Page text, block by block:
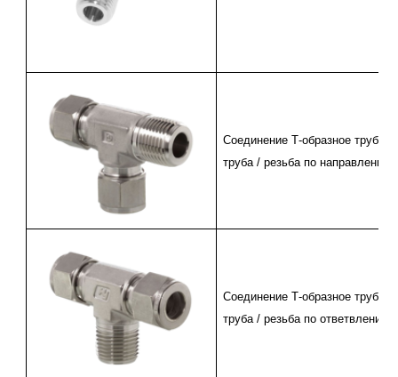
Соединение Т-образное труба /
труба / резьба по направлению
Соединение Т-образное труба /
труба / резьба по ответвлению